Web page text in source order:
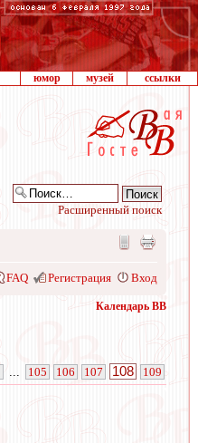
юмор музей ссылки
Расширенный поиск
FAQ Регистрация Вход
Календарь ВВ
105 106 107 108 109